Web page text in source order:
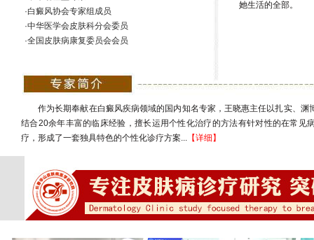
·白癜风协会专家组成员
·中华医学会皮肤科分会委员
·全国皮肤病康复委员会会员
她生活的全部。
作为长期奉献在白癜风疾病领域的国内知名专家，王晓惠主任以扎实、渊
结合20余年丰富的临床经验，擅长运用个性化治疗的方法有针对性的在常见
疗，形成了一套独具特色的个性化诊疗方案... 【详细】